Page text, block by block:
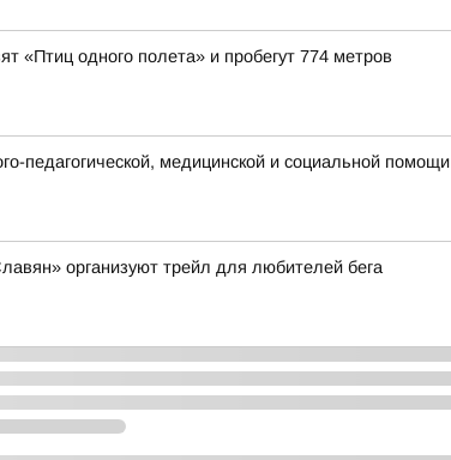
«Птиц одного полета» и пробегут 774 метров
педагогической, медицинской и социальной
организуют трейл для любителей бега